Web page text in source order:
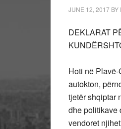
JUNE 12, 2017 BY
DEKLARAT
Hoti në
autokton,
tjetër shqiptar
dhe politikave
vendoret